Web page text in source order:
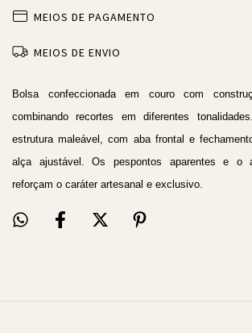
MEIOS DE PAGAMENTO
MEIOS DE ENVIO
Bolsa confeccionada em couro com
combinando recortes em diferentes
estrutura maleável, com aba frontal e
alça ajustável. Os pespontos aparentes e o
reforçam o caráter artesanal e exclusivo.